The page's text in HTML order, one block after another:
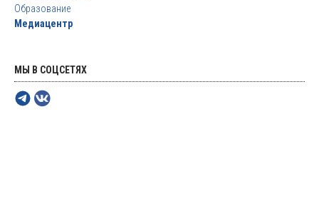
Образование
Медиацентр
МЫ В СОЦСЕТЯХ